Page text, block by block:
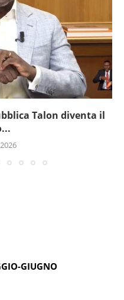
l’invio di truppe a
2026